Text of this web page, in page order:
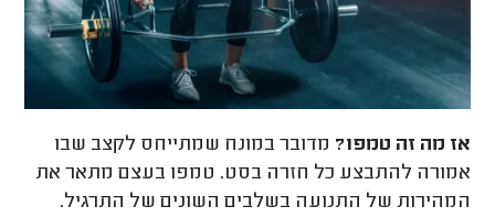
אז מה זה טמפו? מדובר במונח שמתייחס לקצב שבו
אמורה להתבצע כל חזרה בסט. טמפו בעצם מתאר את
המהירות של התנועה בשלבים השונים של התרגיל.